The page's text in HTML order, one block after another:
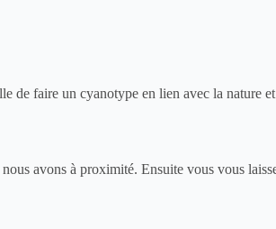
de faire un cyanotype en lien avec la nature
avons à proximité. Ensuite vous vous